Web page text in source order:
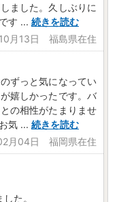
ました。久しぶりに
す ... 続きを読む
月13日 福島県在住
ずっと気になってい
嬉しかったです。バ
の相性がたまりませ
気 ... 続きを読む
月04日 福岡県在住
た。